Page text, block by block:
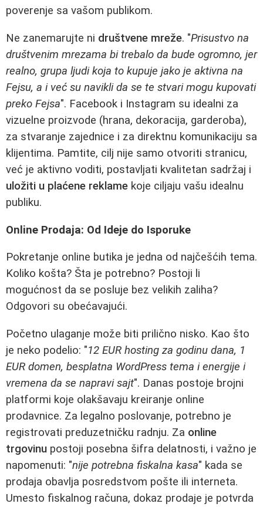
poverenje sa vašom publikom.
Ne zanemarujte ni društvene mreže. "Prisustvo na
društvenim mrezama bi trebalo da bude ogromno, jer
realno, grupa ljudi koja to kupuje jako je aktivna na
Fejsu, a i već su navikli da se te stvari mogu kupovati
preko Fejsa". Facebook i Instagram su idealni za
vizuelne proizvode (hrana, dekoracija, garderoba),
za stvaranje zajednice i za direktnu komunikaciju sa
klijentima. Pamtite, cilj nije samo otvoriti stranicu,
već je aktivno voditi, postavljati kvalitetan sadržaj i
uložiti u plaćene reklame koje ciljaju vašu idealnu
publiku.
Online Prodaja: Od Ideje do Isporuke
Pokretanje online butika je jedna od najčešćih tema.
Koliko košta? Šta je potrebno? Postoji li
mogućnost da se posluje bez velikih zaliha?
Odgovori su obećavajući.
Početno ulaganje može biti prilično nisko. Kao što
je neko podelio: "12 EUR hosting za godinu dana, 1
EUR domen, besplatna WordPress tema i energije i
vremena da se napravi sajt". Danas postoje brojni
platformi koje olakšavaju kreiranje online
prodavnice. Za legalno poslovanje, potrebno je
registrovati preduzetničku radnju. Za online
trgovinu postoji posebna šifra delatnosti, i važno je
napomenuti: "nije potrebna fiskalna kasa" kada se
prodaja obavlja posredstvom pošte ili interneta.
Umesto fiskalnog računa, dokaz prodaje je potvrda